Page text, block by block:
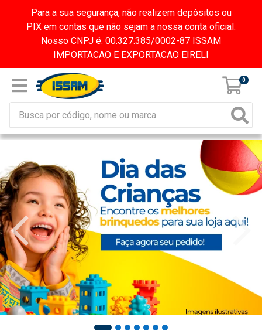
Para a sua segurança, não realizem depósitos ou
PIX em contas que não sejam a nossa conta oficial.
Nosso CNPJ é: 00.327.385/0002-87 ISSAM
IMPORTACAO E EXPORTACAO EIRELI
0